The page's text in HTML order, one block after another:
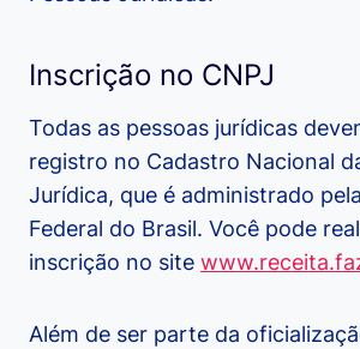
Inscrição no CNPJ
Todas as pessoas jurídicas
registro no Cadastro Nacional
Jurídica, que é administrado
Federal do Brasil. Você pode
inscrição no site
Além de ser parte da